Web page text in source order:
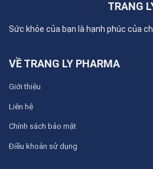
TRANG
Sức khỏe của bạn là hạnh phúc của
VỀ TRANG LY PHARMA
Giới thiệu
Liên hệ
Chính sách bảo mật
Điều khoản sử dụng